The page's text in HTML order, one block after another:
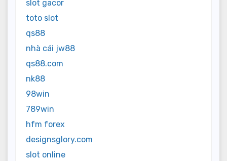
slot gacor
toto slot
qs88
nhà cái jw88
qs88.com
nk88
98win
789win
hfm forex
designsglory.com
slot online